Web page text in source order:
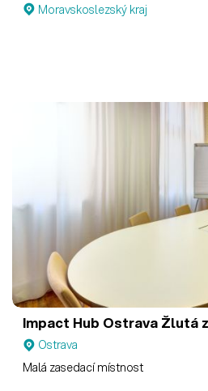
Moravskoslezský kraj
Impact Hub Ostrava Žlutá
Ostrava
Malá zasedací místnost